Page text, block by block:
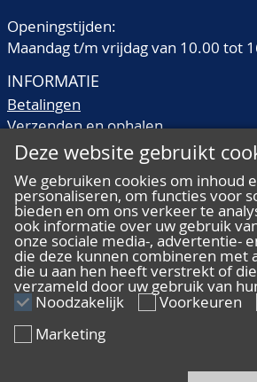
Openingstijden:
Maandag t/m vrijdag van 10.00 tot
INFORMATIE
Betalingen
Verzenden en ophalen
Veilingtermen
Kwaliteitsomschrijvingen
Veelgestelde vragen
ALGEMEEN
Algemene voorwaarden
Deze website gebruikt
We gebruiken cookies om inhoud
personaliseren, om functies voor
bieden en om ons verkeer te
ook informatie over uw gebruik
onze sociale media-, advertentie-
die deze kunnen combineren met
die u aan hen heeft verstrekt of
verzameld door uw gebruik van
Noodzakelijk Voorkeuren
Marketing